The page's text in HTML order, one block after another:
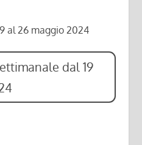
al 26 maggio 2024
dal 19